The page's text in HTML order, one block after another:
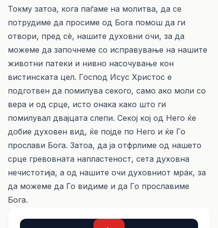
Токму затоа, кога паѓаме на молитва, да се
потрудиме да просиме од Бога помош да ги
отвори, пред сè, нашите духовни очи, за да
можеме да започнеме со исправување на нашите
животни патеки и нивно насочување кон
вистинската цел. Господ Исус Христос е
подготвен да помилува секого, само ако моли со
вера и од срце, исто онака како што ги
помилувал двајцата слепи. Секој кој од Него ќе
добие духовен вид, ќе појде по Него и ќе Го
прослави Бога. Затоа, да ја отфрлиме од нашето
срце гревовната напластеност, сета духовна
нечистотија, а од нашите очи духовниот мрак, за
да можеме да Го видиме и да Го прославиме
Бога.